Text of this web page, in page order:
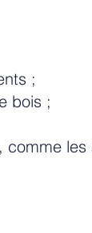
;
bois ;
les